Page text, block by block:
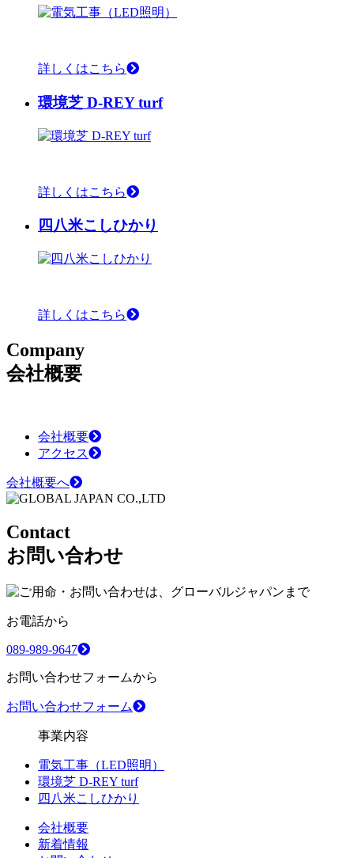
詳しくはこちら
環境芝 D-REY turf
詳しくはこちら
四八米こしひかり
詳しくはこちら
Company
会社概要
会社概要
アクセス
会社概要へ
Contact
お問い合わせ
お電話から
089-989-9647
お問い合わせフォームから
お問い合わせフォーム
事業内容
電気工事（LED照明）
環境芝 D-REY turf
四八米こしひかり
会社概要
新着情報